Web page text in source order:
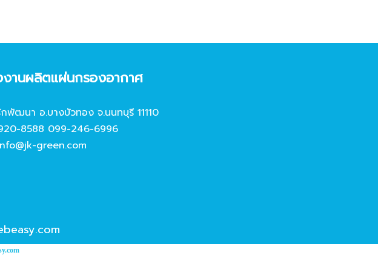
านผลิตแผ่นกรองอากาศ
ฒนา อ.บางบัวทอง จ.นนทบุรี 11110
8588 099-246-6996
green.com